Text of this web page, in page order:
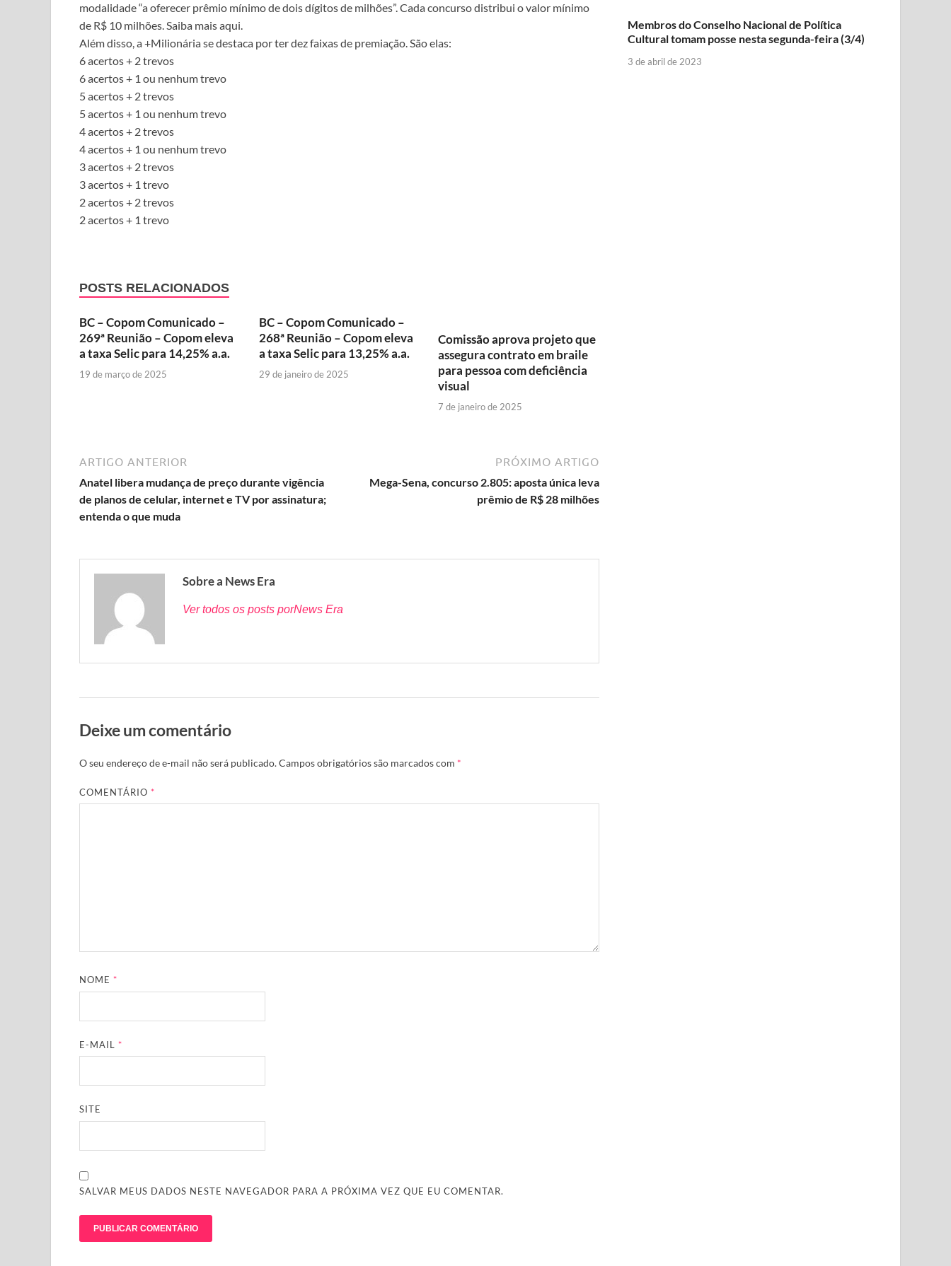
modalidade “a oferecer prêmio mínimo de dois dígitos de milhões”. Cada concurso distribui o valor mínimo
de R$ 10 milhões. Saiba mais aqui.
Além disso, a +Milionária se destaca por ter dez faixas de premiação. São elas:
6 acertos + 2 trevos
6 acertos + 1 ou nenhum trevo
5 acertos + 2 trevos
5 acertos + 1 ou nenhum trevo
4 acertos + 2 trevos
4 acertos + 1 ou nenhum trevo
3 acertos + 2 trevos
3 acertos + 1 trevo
2 acertos + 2 trevos
2 acertos + 1 trevo
POSTS RELACIONADOS
BC – Copom Comunicado –
269ª Reunião – Copom eleva
a taxa Selic para 14,25% a.a.
19 de março de 2025
BC – Copom Comunicado –
268ª Reunião – Copom eleva
a taxa Selic para 13,25% a.a.
29 de janeiro de 2025
Comissão aprova projeto que
assegura contrato em braile
para pessoa com deficiência
visual
7 de janeiro de 2025
ARTIGO ANTERIOR
Anatel libera mudança de preço durante vigência
de planos de celular, internet e TV por assinatura;
entenda o que muda
PRÓXIMO ARTIGO
Mega-Sena, concurso 2.805: aposta única leva
prêmio de R$ 28 milhões
Sobre a News Era
Ver todos os posts porNews Era
Deixe um comentário
O seu endereço de e-mail não será publicado.Campos obrigatórios são marcados com *
COMENTÁRIO*
NOME*
E-MAIL*
SITE
SALVAR MEUS DADOS NESTE NAVEGADOR PARA A PRÓXIMA VEZ QUE EU COMENTAR.
Membros do Conselho Nacional de Política
Cultural tomam posse nesta segunda-feira (3/4)
3 de abril de 2023